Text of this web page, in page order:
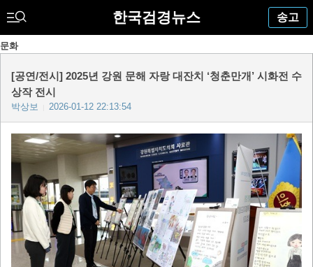
한국검경뉴스 송고
문화
[공연/전시] 2025년 강원 문해 자랑 대잔치 ‘청춘만개’ 시화전 수
상작 전시
박상보 2026-01-12 22:13:54